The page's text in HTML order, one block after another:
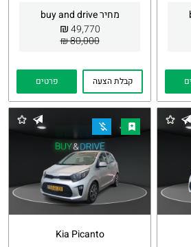
מחיר buy and drive
49,770
₪
80,000 ₪
קבלת הצעה פרטים
Kia Picanto